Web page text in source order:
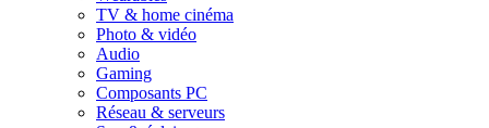
TV & home cinéma
Photo & vidéo
Audio
Gaming
Composants PC
Réseau & serveurs